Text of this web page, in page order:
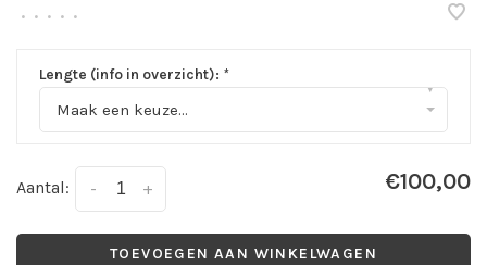
• • • • •
Lengte (info in overzicht): *
Maak een keuze...
▾
Aantal: +
- €100,00
TOEVOEGEN AAN WINKELWAGEN